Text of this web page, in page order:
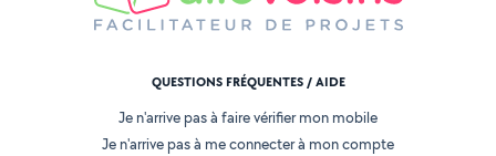
QUESTIONS FRÉQUENTES / AIDE
Je n'arrive pas à faire vérifier mon mobile
Je n'arrive pas à me connecter à mon compte